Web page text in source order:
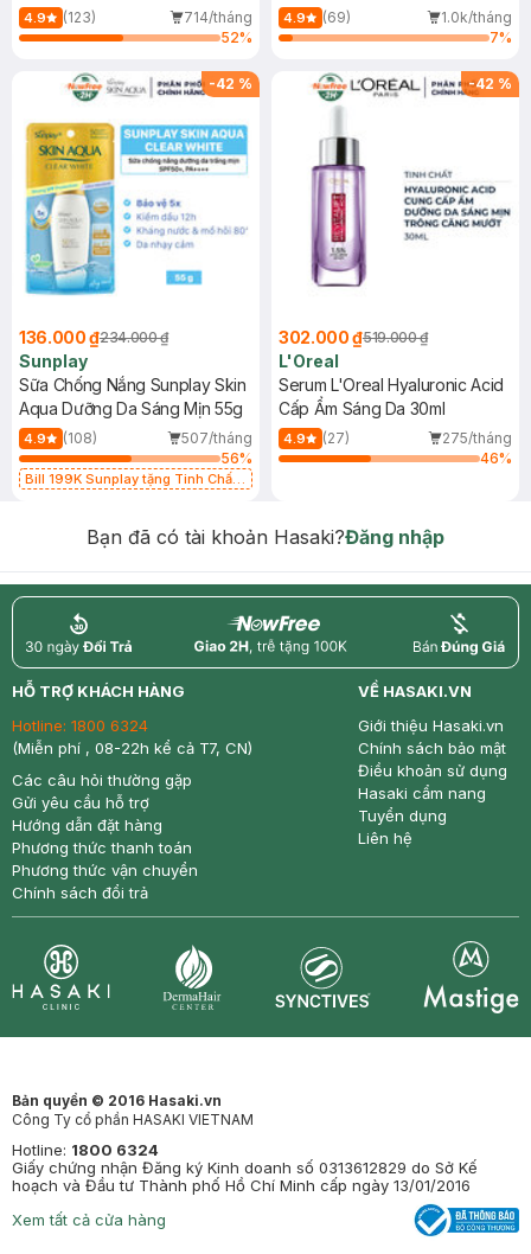
4.9 (123)
714/tháng
52%
(Mới)
4.9 (69)
1.0k/tháng
7%
-42 %
136.000 ₫234.000 ₫
Sunplay
Sữa Chống Nắng Sunplay Skin
Aqua Dưỡng Da Sáng Mịn 55g
4.9 (108)
507/tháng
56%
Bill 199K Sunplay tặng Tinh Chất
-42 %
302.000 ₫519.000 ₫
L'Oreal
Serum L'Oreal Hyaluronic Acid
Cấp Ẩm Sáng Da 30ml
4.9 (27)
275/tháng
46%
Bạn đã có tài khoản Hasaki?Đăng nhập
return nowfree price
HỖ TRỢ KHÁCH HÀNG
Hotline: 1800 6324
(Miễn phí , 08-22h kể cả T7, CN)
Các câu hỏi thường gặp
Gửi yêu cầu hỗ trợ
Hướng dẫn đặt hàng
Phương thức thanh toán
Phương thức vận chuyển
Chính sách đổi trả
VỀ HASAKI.VN
Giới thiệu Hasaki.vn
Chính sách bảo mật
Điều khoản sử dụng
Hasaki cẩm nang
Tuyển dụng
Liên hệ
Bản quyền © 2016 Hasaki.vn
Công Ty cổ phần HASAKI VIETNAM
Hotline: 1800 6324
Giấy chứng nhận Đăng ký Kinh doanh số 0313612829 do Sở Kế
hoạch và Đầu tư Thành phố Hồ Chí Minh cấp ngày 13/01/2016
Xem tất cả cửa hàng